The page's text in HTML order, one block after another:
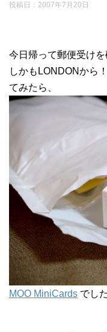
投稿日： 2007年7月20日
今日帰って郵便受けを
しかもLONDONから
てみたら、
MOO MiniCards でし